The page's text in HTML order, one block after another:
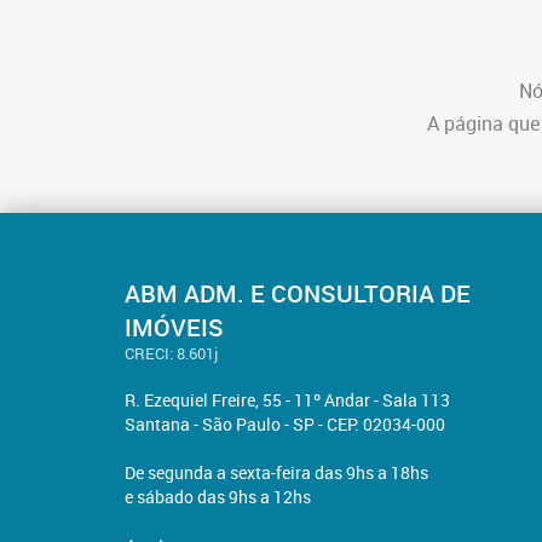
A página
ABM ADM. E CONSULTORIA DE
IMÓVEIS
CRECI: 8.601j
R. Ezequiel Freire, 55 - 11º Andar - Sala 113
Santana - São Paulo - SP - CEP: 02034-000
De segunda a sexta-feira das 9hs a 18hs
e sábado das 9hs a 12hs